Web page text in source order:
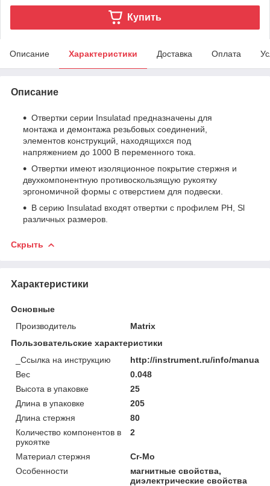
Купить
Описание Характеристики Доставка Оплата
Описание
Отвертки серии Insulatad предназначены для
монтажа и демонтажа резьбовых соединений,
элементов конструкций, находящихся под
напряжением до 1000 В переменного тока.
Отвертки имеют изоляционное покрытие стержня и
двухкомпонентную противоскользящую рукоятку
эргономичной формы с отверстием для подвески.
В серию Insulatad входят отвертки с профилем PH, Sl
различных размеров.
Скрыть
Характеристики
Основные
Производитель
Matrix
Пользовательские характеристики
_Ссылка на инструкцию
http://instrument.ru/info/manual/
Вес
0.048
Высота в упаковке
25
Длина в упаковке
205
Длина стержня
80
Количество компонентов в
рукоятке
2
Материал стержня
Cr-Mo
Особенности
магнитные свойства,
диэлектрические свойства